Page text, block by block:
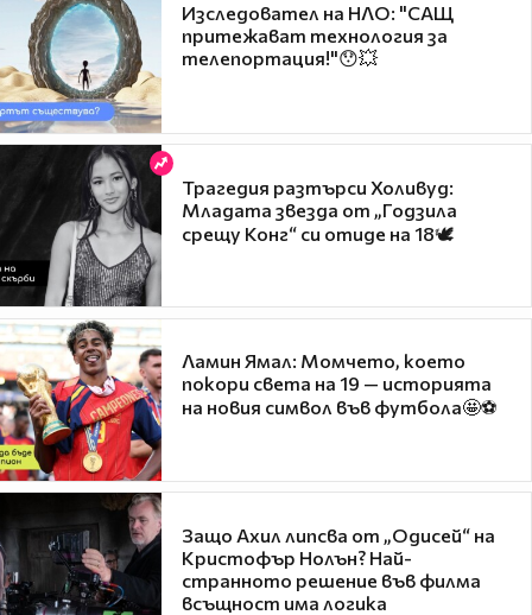
Изследовател на НЛО: "САЩ
притежават технология за
телепортация!"😯💥
Трагедия разтърси Холивуд:
Младата звезда от „Годзила
срещу Конг“ си отиде на 18🕊️
Ламин Ямал: Момчето, което
покори света на 19 — историята
на новия символ във футбола🤩⚽
Защо Ахил липсва от „Одисей“ на
Кристофър Нолън? Най-
странното решение във филма
всъщност има логика